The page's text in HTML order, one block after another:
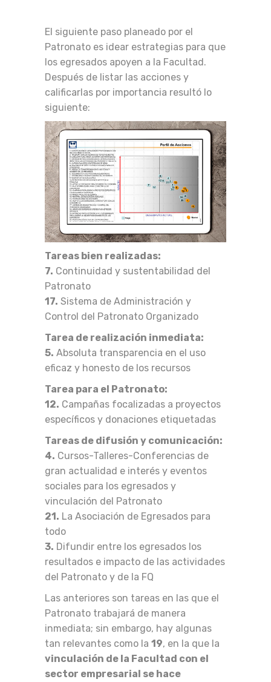
El siguiente paso planeado por el
Patronato es idear estrategias para que
los egresados apoyen a la Facultad.
Después de listar las acciones y
calificarlas por importancia resultó lo
siguiente:
Tareas bien realizadas:
7. Continuidad y sustentabilidad del
Patronato
17. Sistema de Administración y
Control del Patronato Organizado
Tarea de realización inmediata:
5. Absoluta transparencia en el uso
eficaz y honesto de los recursos
Tarea para el Patronato:
12. Campañas focalizadas a proyectos
específicos y donaciones etiquetadas
Tareas de difusión y comunicación:
4. Cursos-Talleres-Conferencias de
gran actualidad e interés y eventos
sociales para los egresados y
vinculación del Patronato
21. La Asociación de Egresados para
todo
3. Difundir entre los egresados los
resultados e impacto de las actividades
del Patronato y de la FQ
Las anteriores son tareas en las que el
Patronato trabajará de manera
inmediata; sin embargo, hay algunas
tan relevantes como la 19, en la que la
vinculación de la Facultad con el
sector empresarial se hace